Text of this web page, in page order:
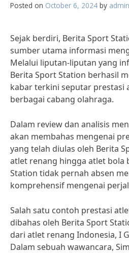
Posted on October 6, 2024 by
Sejak berdiri, Berita Sport
sumber utama informasi
Melalui liputan-liputan yang
Berita Sport Station berhasil
kabar terkini seputar prestasi
berbagai cabang olahraga.
Dalam review dan analisis
akan membahas mengenai
yang telah diulas oleh Berita
atlet renang hingga atlet bola
Station tidak pernah absen
komprehensif mengenai
Salah satu contoh prestasi
dibahas oleh Berita Sport
dari atlet renang Indonesia, I
Dalam sebuah wawancara,